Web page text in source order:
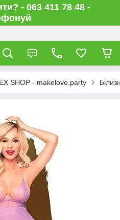
- 063 411 78 48 -
SHOP - makelove.party